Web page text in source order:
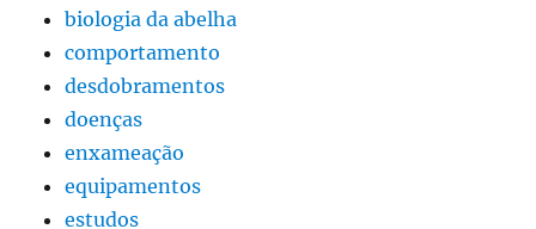
biologia da abelha
comportamento
desdobramentos
doenças
enxameação
equipamentos
estudos